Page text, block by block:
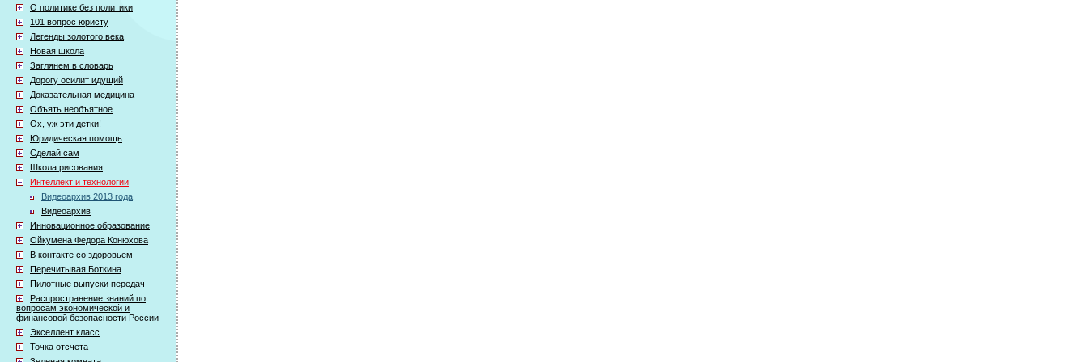
О политике без политики
101 вопрос юристу
Легенды золотого века
Новая школа
Заглянем в словарь
Дорогу осилит идущий
Доказательная медицина
Объять необъятное
Ох, уж эти детки!
Юридическая помощь
Сделай сам
Школа рисования
Интеллект и технологии
Видеоархив 2013 года
Видеоархив
Инновационное образование
Ойкумена Федора Конюхова
В контакте со здоровьем
Перечитывая Боткина
Пилотные выпуски передач
Распространение знаний по
вопросам экономической и
финансовой безопасности России
Экселлент класс
Точка отсчета